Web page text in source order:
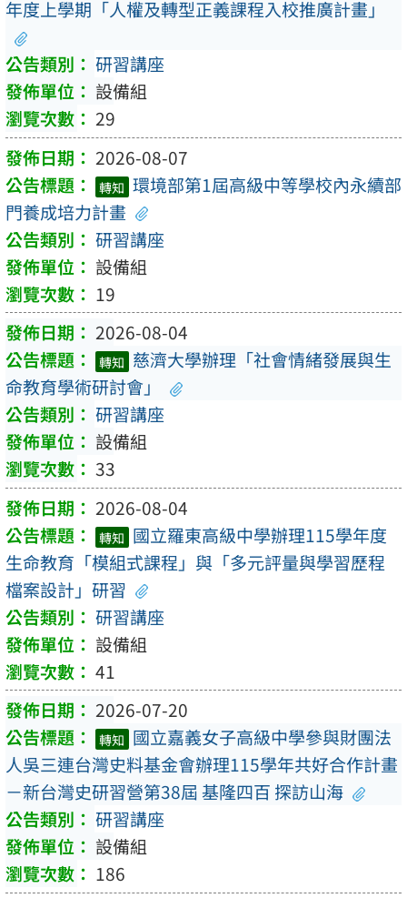
年度上學期「人權及轉型正義課程入校推廣計畫」
研習講座
設備組
29
2026-08-07
轉知 環境部第1屆高級中等學校內永續部
門養成培力計畫
研習講座
設備組
19
2026-08-04
轉知 慈濟大學辦理「社會情緒發展與生
命教育學術研討會」
研習講座
設備組
33
2026-08-04
轉知 國立羅東高級中學辦理115學年度
生命教育「模組式課程」與「多元評量與學習歷程
檔案設計」研習
研習講座
設備組
41
2026-07-20
轉知 國立嘉義女子高級中學參與財團法
人吳三連台灣史料基金會辦理115學年共好合作計畫
－新台灣史研習營第38屆 基隆四百 探訪山海
研習講座
設備組
186